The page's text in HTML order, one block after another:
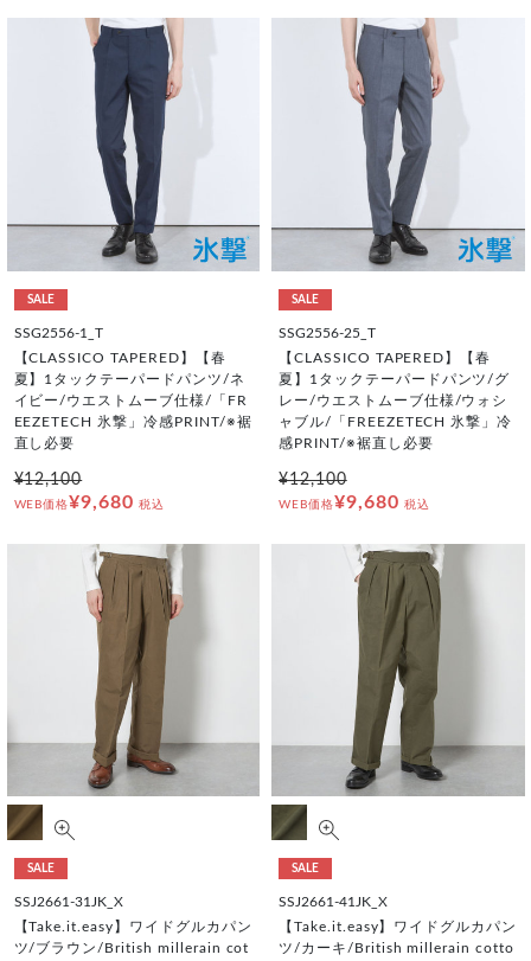
SALE
SSG2556-1_T
【CLASSICO TAPERED】【春
夏】1タックテーパードパンツ/ネ
イビー/ウエストムーブ仕様/「FR
EEZETECH 氷撃」冷感PRINT/※裾
直し必要
¥12,100
WEB価格¥9,680 税込
SALE
SSG2556-25_T
【CLASSICO TAPERED】【春
夏】1タックテーパードパンツ/グ
レー/ウエストムーブ仕様/ウォシ
ャブル/「FREEZETECH 氷撃」冷
感PRINT/※裾直し必要
¥12,100
WEB価格¥9,680 税込
SALE
SSJ2661-31JK_X
【Take.it.easy】ワイドグルカパン
ツ/ブラウン/British millerain cot
SALE
SSJ2661-41JK_X
【Take.it.easy】ワイドグルカパン
ツ/カーキ/British millerain cotto